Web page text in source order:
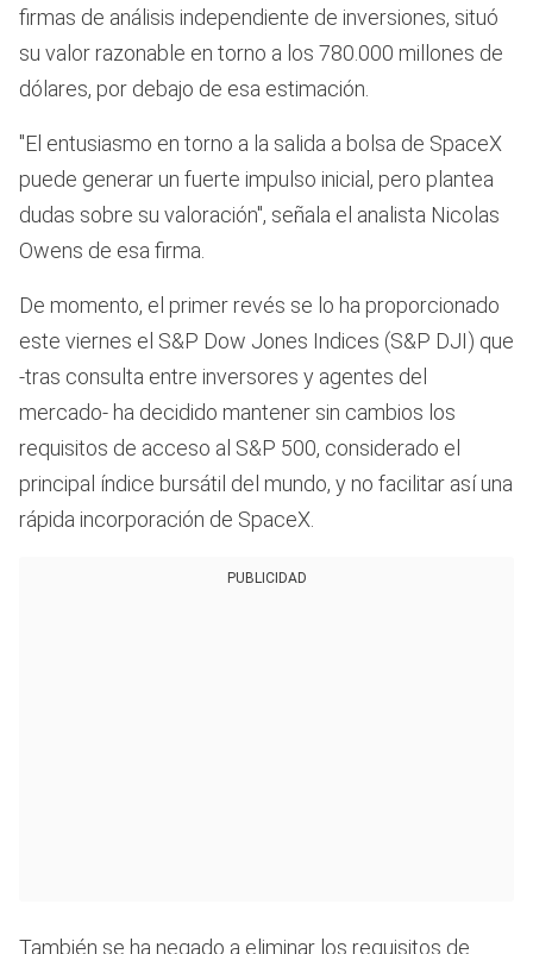
firmas de análisis independiente de inversiones, situó
su valor razonable en torno a los 780.000 millones de
dólares, por debajo de esa estimación.
"El entusiasmo en torno a la salida a bolsa de SpaceX
puede generar un fuerte impulso inicial, pero plantea
dudas sobre su valoración", señala el analista Nicolas
Owens de esa firma.
De momento, el primer revés se lo ha proporcionado
este viernes el S&P Dow Jones Indices (S&P DJI) que
-tras consulta entre inversores y agentes del
mercado- ha decidido mantener sin cambios los
requisitos de acceso al S&P 500, considerado el
principal índice bursátil del mundo, y no facilitar así una
rápida incorporación de SpaceX.
PUBLICIDAD
También se ha negado a eliminar los requisitos de